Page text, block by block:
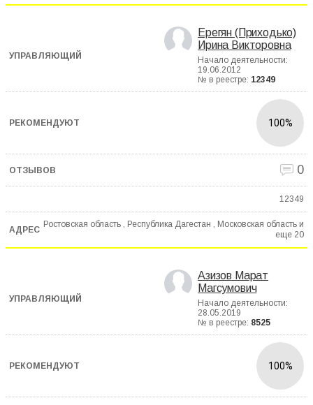
Ерегян (Приходько)
Ирина Викторовна
Начало деятельности:
19.06.2012
№ в реестре: 12349
100%
0
12349
Ростовская область , Республика Дагестан , Московская область и
еще 20
Азизов Марат
Магсумович
Начало деятельности:
28.05.2019
№ в реестре: 8525
100%